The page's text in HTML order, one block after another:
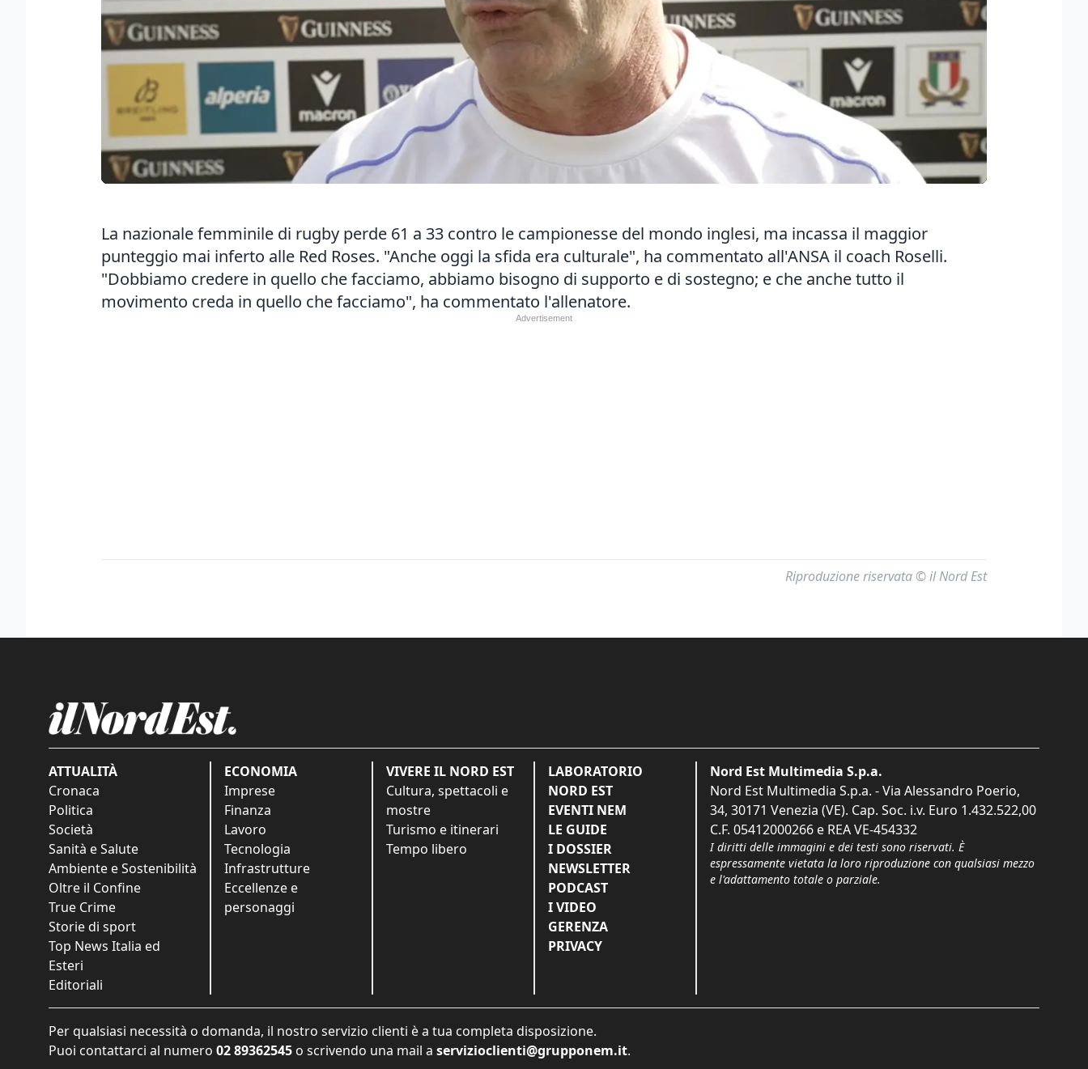
La nazionale femminile di rugby perde 61 a 33 contro le campionesse del mondo inglesi, ma incassa il maggior
punteggio mai inferto alle Red Roses. "Anche oggi la sfida era culturale", ha commentato all'ANSA il coach Roselli.
"Dobbiamo credere in quello che facciamo, abbiamo bisogno di supporto e di sostegno; e che anche tutto il
movimento creda in quello che facciamo", ha commentato l'allenatore.
Riproduzione riservata © il Nord Est
ATTUALITÀ
Cronaca
Politica
Società
Sanità e Salute
Ambiente e Sostenibilità
Oltre il Confine
True Crime
Storie di sport
Top News Italia ed
Esteri
Editoriali
ECONOMIA
Imprese
Finanza
Lavoro
Tecnologia
Infrastrutture
Eccellenze e
personaggi
VIVERE IL NORD EST
Cultura, spettacoli e
mostre
Turismo e itinerari
Tempo libero
LABORATORIO
NORD EST
EVENTI NEM
LE GUIDE
I DOSSIER
NEWSLETTER
PODCAST
I VIDEO
GERENZA
PRIVACY
Nord Est Multimedia S.p.a.
Nord Est Multimedia S.p.a. - Via Alessandro Poerio,
34, 30171 Venezia (VE). Cap. Soc. i.v. Euro 1.432.522,00
C.F. 05412000266 e REA VE-454332
I diritti delle immagini e dei testi sono riservati. È
espressamente vietata la loro riproduzione con qualsiasi mezzo
e l'adattamento totale o parziale.
Per qualsiasi necessità o domanda, il nostro servizio clienti è a tua completa disposizione.
Puoi contattarci al numero 02 89362545 o scrivendo una mail a servizioclienti@grupponem.it.